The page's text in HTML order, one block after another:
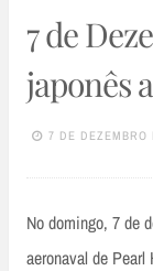
7 de
japonês
7 DE DEZEMBRO
No domingo, 7 de
aeronaval de